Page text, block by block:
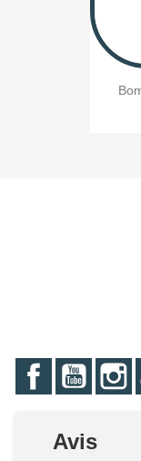
Facebook
Avis